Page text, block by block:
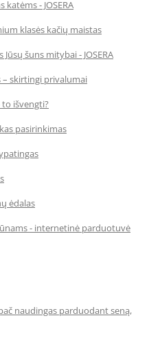
- JOSERA
klasės kačių maistas
šuns mitybai - JOSERA
skirtingi privalumai
išvengti?
pasirinkimas
ėdalas
- internetinė parduotuvė
naudingas parduodant seną,